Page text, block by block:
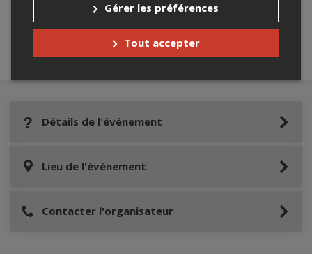
Détails de l'événement
Lieu de l'événement
Contacter l'organisateur
Gérer les préférences
Tout accepter